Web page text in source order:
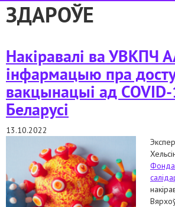
ЗДАРОЎЕ
Накіравалі ва УВКПЧ
інфармацыю пра
вакцынацыі ад
Беларусі
13.10.2022